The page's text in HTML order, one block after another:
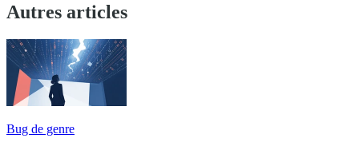
Autres articles
Bug de genre